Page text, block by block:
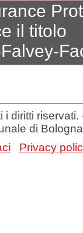
il titolo
diritti
di Bologna
Privacy